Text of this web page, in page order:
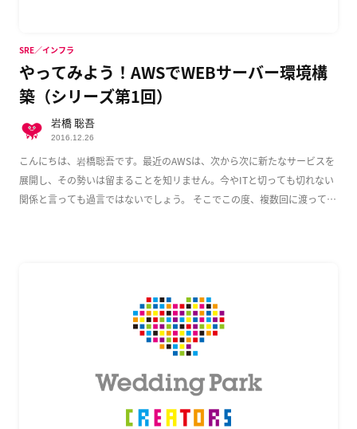
やってみよう！AWSでWEBサーバー環境構
築（シリーズ第1回）
こんにちは、岩橋聡吾です。最近のAWSは、次から次に新たなサービスを
展開し、その勢いは留まることを知リません。今やITと切っても切れない
関係と言っても過言ではないでしょう。 そこでこの度、複数回に渡って
SRE／インフラ
岩橋 聡吾
2016.12.26